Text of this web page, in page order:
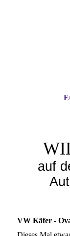
auf
VW Käfer -